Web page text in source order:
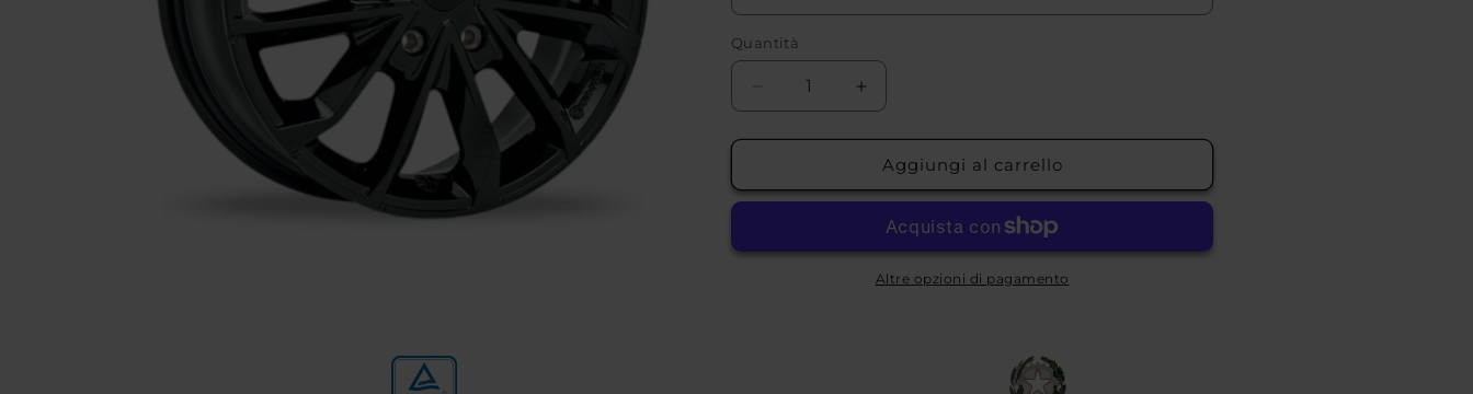
o
f
i
c
a
Quantità
Diminuisci
quantità
per
42
Aumenta
quantità
per
MSW
42
Aggiungi al carrello
Altre opzioni di pagamento